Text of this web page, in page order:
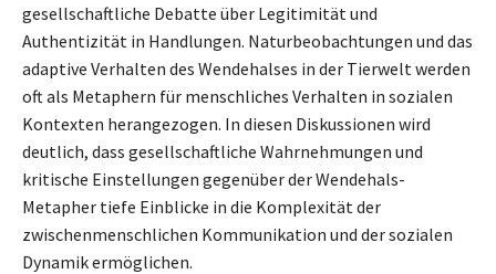
gesellschaftliche Debatte über Legitimität und
Authentizität in Handlungen. Naturbeobachtungen und das
adaptive Verhalten des Wendehalses in der Tierwelt werden
oft als Metaphern für menschliches Verhalten in sozialen
Kontexten herangezogen. In diesen Diskussionen wird
deutlich, dass gesellschaftliche Wahrnehmungen und
kritische Einstellungen gegenüber der Wendehals-
Metapher tiefe Einblicke in die Komplexität der
zwischenmenschlichen Kommunikation und der sozialen
Dynamik ermöglichen.